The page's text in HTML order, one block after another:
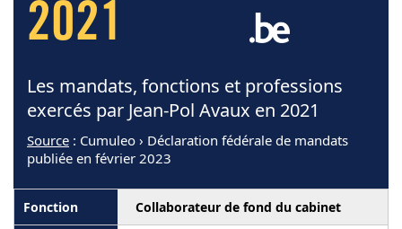
2021
Les mandats, fonctions et professions
exercés par Jean-Pol Avaux en 2021
Source : Cumuleo › Déclaration fédérale de mandats
publiée en février 2023
Collaborateur de fond du cabinet